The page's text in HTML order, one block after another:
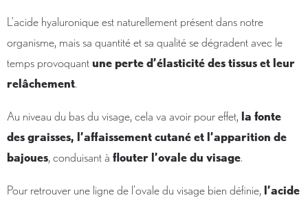
L’acide hyaluronique est naturellement présent dans notre
organisme, mais sa quantité et sa qualité se dégradent avec le
temps provoquantune perte d’élasticité des tissus et leur
relâchement.
Au niveau du bas du visage, cela va avoir pour effet, la fonte
des graisses, l’affaissement cutané et l’apparition de
bajoues, conduisant à flouter l’ovale du visage.
Pour retrouver une ligne de l’ovale du visage bien définie, l’acide